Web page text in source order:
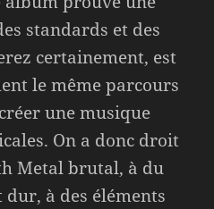
standards et des
certainement, est
le même parcours
une musique
On a donc droit
Metal brutal, à du
dur, à des éléments